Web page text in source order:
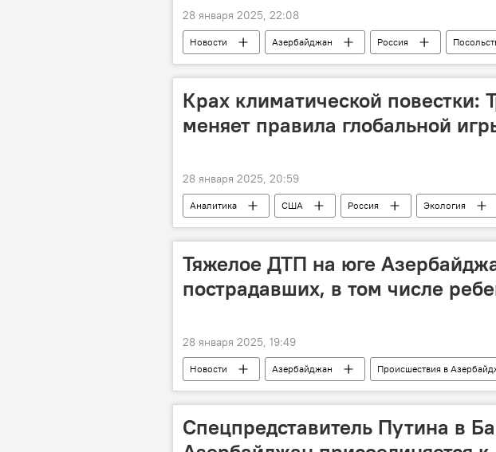
28 января 2025, 22:08
Новости Азербайджан Россия
посол России в Азербайджане Михаил Евдокимов
Русский дом
Крах климатической повестки:
меняет правила глобальной
28 января 2025, 20:59
Аналитика США Россия Экология
Парижское соглашение по климату
климатическая
Тяжелое ДТП на юге
пострадавших, в том числе
28 января 2025, 19:49
Новости Азербайджан Происшествия в
Лянкяран
Пассажирский автобус
Спецпредставитель Путина в